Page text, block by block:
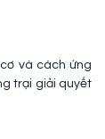
và cách ứng
trại giải quyết